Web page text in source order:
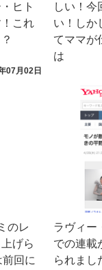
07月02日
ヒト
これ
しい！今
い！しか
てママが
は
のレ
げら
回に
ラヴィー
での連載
られまし